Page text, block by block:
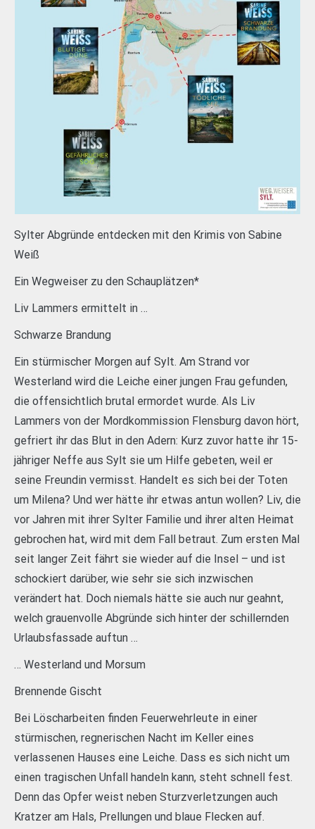
Sylter Abgründe entdecken mit den Krimis von Sabine
Weiß
Ein Wegweiser zu den Schauplätzen*
Liv Lammers ermittelt in …
Schwarze Brandung
Ein stürmischer Morgen auf Sylt. Am Strand vor
Westerland wird die Leiche einer jungen Frau gefunden,
die offensichtlich brutal ermordet wurde. Als Liv
Lammers von der Mordkommission Flensburg davon hört,
gefriert ihr das Blut in den Adern: Kurz zuvor hatte ihr 15-
jähriger Neffe aus Sylt sie um Hilfe gebeten, weil er
seine Freundin vermisst. Handelt es sich bei der Toten
um Milena? Und wer hätte ihr etwas antun wollen? Liv, die
vor Jahren mit ihrer Sylter Familie und ihrer alten Heimat
gebrochen hat, wird mit dem Fall betraut. Zum ersten Mal
seit langer Zeit fährt sie wieder auf die Insel – und ist
schockiert darüber, wie sehr sie sich inzwischen
verändert hat. Doch niemals hätte sie auch nur geahnt,
welch grauenvolle Abgründe sich hinter der schillernden
Urlaubsfassade auftun …
… Westerland und Morsum
Brennende Gischt
Bei Löscharbeiten finden Feuerwehrleute in einer
stürmischen, regnerischen Nacht im Keller eines
verlassenen Hauses eine Leiche. Dass es sich nicht um
einen tragischen Unfall handeln kann, steht schnell fest.
Denn das Opfer weist neben Sturzverletzungen auch
Kratzer am Hals, Prellungen und blaue Flecken auf.